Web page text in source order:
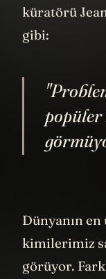
küratörü
gibi:
popüler
Dünyanın
kimilerimiz
görüyor.